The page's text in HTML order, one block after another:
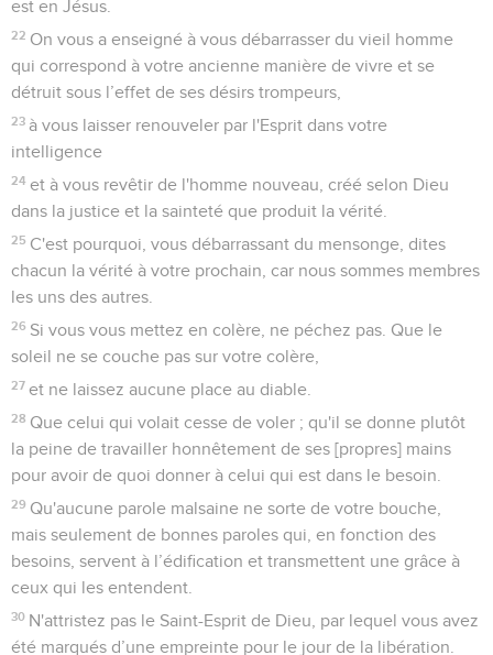
est en Jésus.
22 On vous a enseigné à vous débarrasser du vieil homme
qui correspond à votre ancienne manière de vivre et se
détruit sous l’effet de ses désirs trompeurs,
23 à vous laisser renouveler par l'Esprit dans votre
intelligence
24 et à vous revêtir de l'homme nouveau, créé selon Dieu
dans la justice et la sainteté que produit la vérité.
25 C'est pourquoi, vous débarrassant du mensonge, dites
chacun la vérité à votre prochain, car nous sommes membres
les uns des autres.
26 Si vous vous mettez en colère, ne péchez pas. Que le
soleil ne se couche pas sur votre colère,
27 et ne laissez aucune place au diable.
28 Que celui qui volait cesse de voler ; qu'il se donne plutôt
la peine de travailler honnêtement de ses [propres] mains
pour avoir de quoi donner à celui qui est dans le besoin.
29 Qu'aucune parole malsaine ne sorte de votre bouche,
mais seulement de bonnes paroles qui, en fonction des
besoins, servent à l’édification et transmettent une grâce à
ceux qui les entendent.
30 N'attristez pas le Saint-Esprit de Dieu, par lequel vous avez
été marqués d’une empreinte pour le jour de la libération.